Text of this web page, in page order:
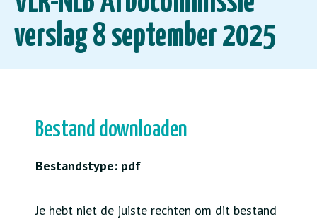
verslag 8 september 2025
Bestand downloaden
Bestandstype: pdf
Je hebt niet de juiste rechten om dit bestand